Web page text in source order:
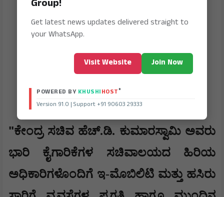
"ಕೇಂದ್ರ ಸಚಿವ ಹೆಚ್.ಡಿ. ಕುಮಾರಸ್ವಾಮಿ ಅವರು
ಭಾರಿ ಕೈಗಾರಿಕೆಗಳ ಸಚಿವಾಲಯದ ಹಿರಿಯ
ಅಧಿಕಾರಿಗಳೊಂದಿಗೆ ಇ-ಮೊಬಿಲಿಟಿ ಮತ್ತು ಹಸಿರು
Group!
Get latest news updates delivered straight to
your WhatsApp.
Visit Website Join Now
POWERED BY KHUSHIHOST®
Version 91.0 | Support +91 90603 29333